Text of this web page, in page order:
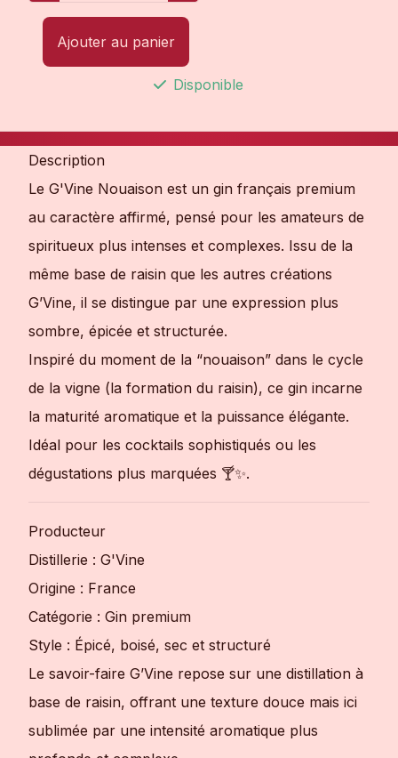
Ajouter au panier
Disponible
Description
Le G'Vine Nouaison est un gin français premium
au caractère affirmé, pensé pour les amateurs de
spiritueux plus intenses et complexes. Issu de la
même base de raisin que les autres créations
G’Vine, il se distingue par une expression plus
sombre, épicée et structurée.
Inspiré du moment de la “nouaison” dans le cycle
de la vigne (la formation du raisin), ce gin incarne
la maturité aromatique et la puissance élégante.
Idéal pour les cocktails sophistiqués ou les
dégustations plus marquées 🍸✨.
Producteur
Distillerie : G'Vine
Origine : France
Catégorie : Gin premium
Style : Épicé, boisé, sec et structuré
Le savoir-faire G’Vine repose sur une distillation à
base de raisin, offrant une texture douce mais ici
sublimée par une intensité aromatique plus